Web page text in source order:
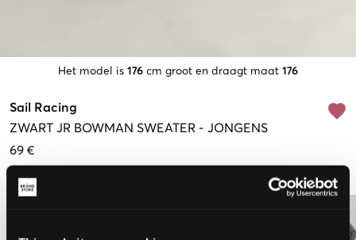
Het model is 176 cm groot en draagt maat 176
Sail Racing
ZWART JR BOWMAN SWEATER - JONGENS
69 €
Kleur